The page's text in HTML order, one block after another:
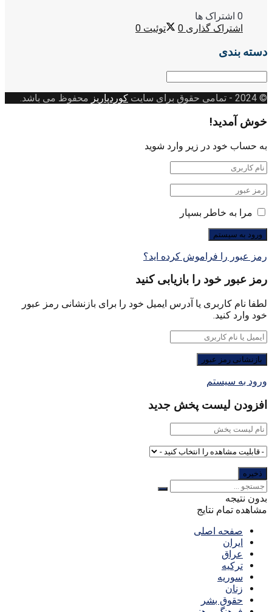
0 اشتراک ها
اشتراک گذاری 0 توئیت 0
دسته بندی
دسته
© 2024
- تمامی حقوق برای سایت کوردپاریز محفوظ می باشد.
خوش آمدید!
به حساب خود در زیر وارد شوید
مرا به خاطر بسپار
رمز عبور را فراموش کرده اید؟
رمز عبور خود را بازیابی کنید
لطفا نام کاربری یا آدرس ایمیل خود را برای بازنشانی رمز عبور
خود وارد کنید.
ورود به سیستم
افزودن لیست پخش جدید
بدون نتیجه
مشاهده تمام نتایج
صفحه اصلی
ایران
عراق
ترکیه
سوریه
زنان
حقوق بشر